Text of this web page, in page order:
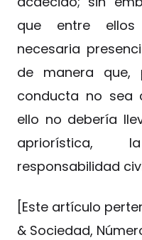
que entre
necesaria
de manera
conducta no sea
ello no debería
apriorística,
responsabilidad
[Este artículo
& Sociedad,